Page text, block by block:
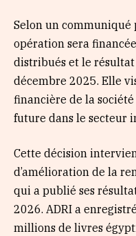
Selon un
opération sera
distribués et le résultat
décembre 2025. Elle
financière de la
future dans le secteur
Cette décision
d’amélioration de la
qui a publié ses
2026. ADRI a
millions de livres